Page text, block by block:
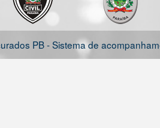
PB - Sistema de